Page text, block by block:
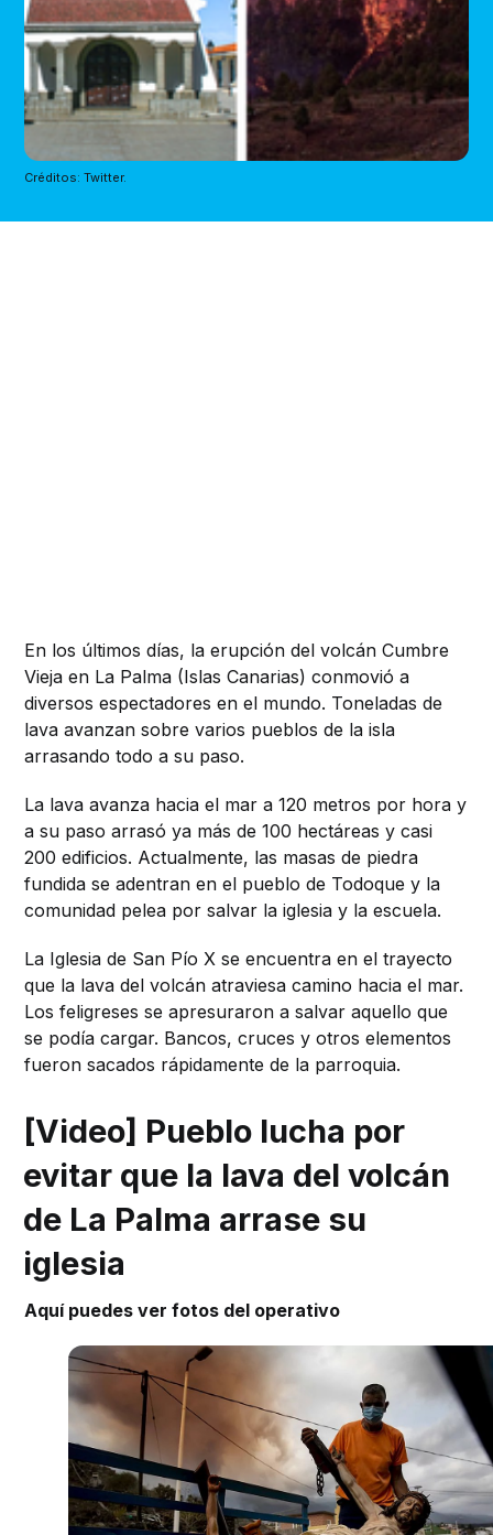
Créditos: Twitter.
En los últimos días, la erupción del volcán Cumbre
Vieja en La Palma (Islas Canarias) conmovió a
diversos espectadores en el mundo. Toneladas de
lava avanzan sobre varios pueblos de la isla
arrasando todo a su paso.
La lava avanza hacia el mar a 120 metros por hora y
a su paso arrasó ya más de 100 hectáreas y casi
200 edificios. Actualmente, las masas de piedra
fundida se adentran en el pueblo de Todoque y la
comunidad pelea por salvar la iglesia y la escuela.
La Iglesia de San Pío X se encuentra en el trayecto
que la lava del volcán atraviesa camino hacia el mar.
Los feligreses se apresuraron a salvar aquello que
se podía cargar. Bancos, cruces y otros elementos
fueron sacados rápidamente de la parroquia.
[Video] Pueblo lucha por
evitar que la lava del volcán
de La Palma arrase su
iglesia
Aquí puedes ver fotos del operativo